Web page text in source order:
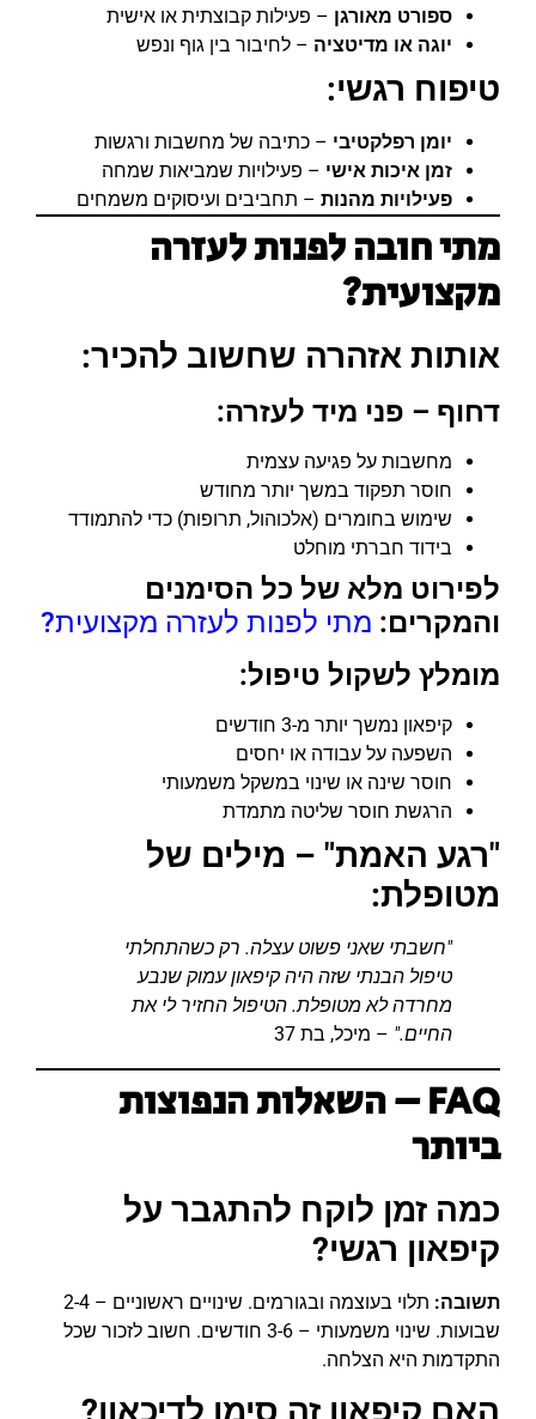
ספורט מאורגן – פעילות קבוצתית או אישית
יוגה או מדיטציה – לחיבור בין גוף ונפש
טיפוח רגשי:
יומן רפלקטיבי – כתיבה של מחשבות ורגשות
זמן איכות אישי – פעילויות שמביאות שמחה
פעילויות מהנות – תחביבים ועיסוקים משמחים
מתי חובה לפנות לעזרה
מקצועית?
אותות אזהרה שחשוב להכיר:
דחוף – פני מיד לעזרה:
מחשבות על פגיעה עצמית
חוסר תפקוד במשך יותר מחודש
שימוש בחומרים (אלכוהול, תרופות) כדי להתמודד
בידוד חברתי מוחלט
לפירוט מלא של כל הסימנים
והמקרים: מתי לפנות לעזרה מקצועית?
מומלץ לשקול טיפול:
קיפאון נמשך יותר מ-3 חודשים
השפעה על עבודה או יחסים
חוסר שינה או שינוי במשקל משמעותי
הרגשת חוסר שליטה מתמדת
"רגע האמת" – מילים של
מטופלת:
"חשבתי שאני פשוט עצלה. רק כשהתחלתי
טיפול הבנתי שזה היה קיפאון עמוק שנבע
מחרדה לא מטופלת. הטיפול החזיר לי את
החיים." – מיכל, בת 37
FAQ – השאלות הנפוצות
ביותר
כמה זמן לוקח להתגבר על
קיפאון רגשי?
תשובה:
תלוי בעוצמה ובגורמים. שינויים ראשוניים – 2-4
שבועות. שינוי משמעותי – 3-6 חודשים. חשוב לזכור שכל
התקדמות היא הצלחה.